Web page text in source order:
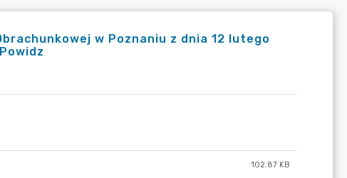
w Poznaniu z dnia 12 lutego
102.87 KB